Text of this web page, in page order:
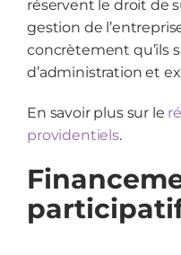
réservent le droit de
gestion de
concrètement qu’ils
d’administration et
En savoir plus sur le
providentiels.